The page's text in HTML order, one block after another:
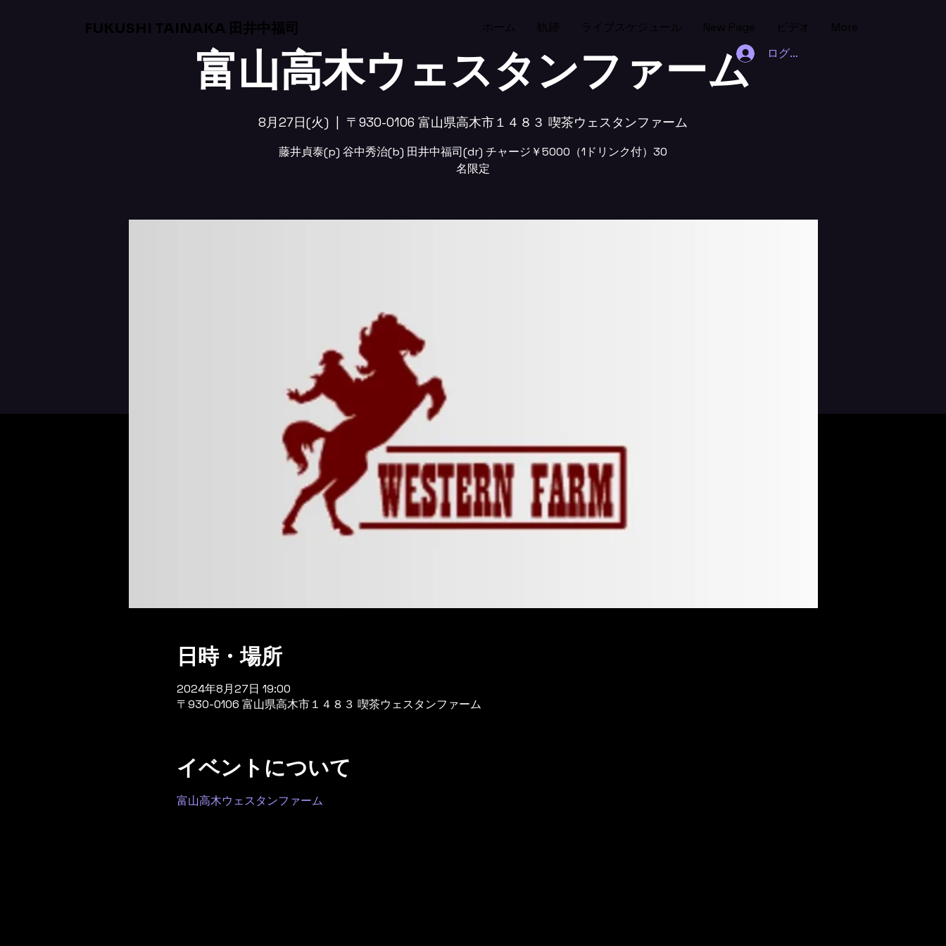
FUKUSHI TAINAKA 田井中福司 ホーム 軌跡 ライブスケジュール New Page ビデオ
More
ログイン
富山高木ウェスタンファーム
8月27日(火) 〒930-0106 富山県高木市１４８３ 喫茶ウェスタンファーム
藤井貞泰(p) 谷中秀治(b) 田井中福司(dr) チャージ￥5000（1ドリンク付）30
名限定
日時・場所
2024年8月27日 19:00
〒930-0106 富山県高木市１４８３ 喫茶ウェスタンファーム
イベントについて
富山高木ウェスタンファーム